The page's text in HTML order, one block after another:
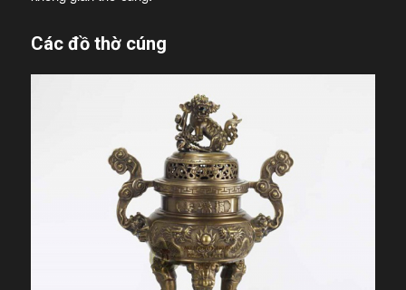
Các đồ thờ cúng